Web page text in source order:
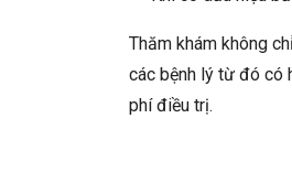
Thăm khám không
các bệnh lý từ đó có
phí điều trị.